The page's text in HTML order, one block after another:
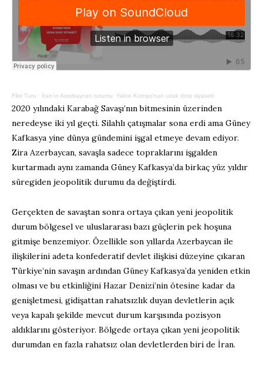
Fikir Turu · İran’ın Azerbaycan tutumu: Yakın Komşu’nun uzak dost siyaseti
2020 yılındaki Karabağ Savaşı’nın bitmesinin üzerinden
neredeyse iki yıl geçti. Silahlı çatışmalar sona erdi ama Güney
Kafkasya yine dünya gündemini işgal etmeye devam ediyor.
Zira Azerbaycan, savaşla sadece topraklarını işgalden
kurtarmadı aynı zamanda Güney Kafkasya’da birkaç yüz yıldır
süregiden jeopolitik durumu da değiştirdi.
Gerçekten de savaştan sonra ortaya çıkan yeni jeopolitik
durum bölgesel ve uluslararası bazı güçlerin pek hoşuna
gitmişe benzemiyor. Özellikle son yıllarda Azerbaycan ile
ilişkilerini adeta konfederatif devlet ilişkisi düzeyine çıkaran
Türkiye’nin savaşın ardından Güney Kafkasya’da yeniden etkin
olması ve bu etkinliğini Hazar Denizi’nin ötesine kadar da
genişletmesi, gidişattan rahatsızlık duyan devletlerin açık
veya kapalı şekilde mevcut durum karşısında pozisyon
aldıklarını gösteriyor. Bölgede ortaya çıkan yeni jeopolitik
durumdan en fazla rahatsız olan devletlerden biri de İran.